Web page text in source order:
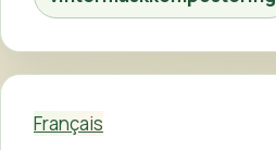
Français